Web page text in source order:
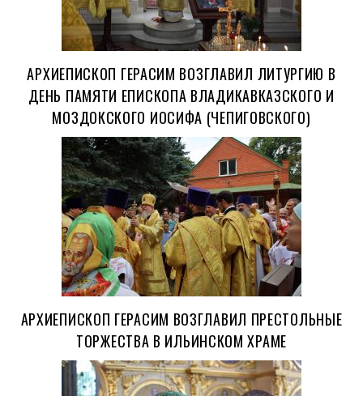
АРХИЕПИСКОП ГЕРАСИМ ВОЗГЛАВИЛ ЛИТУРГИЮ В
ДЕНЬ ПАМЯТИ ЕПИСКОПА ВЛАДИКАВКАЗСКОГО И
МОЗДОКСКОГО ИОСИФА (ЧЕПИГОВСКОГО)
АРХИЕПИСКОП ГЕРАСИМ ВОЗГЛАВИЛ ПРЕСТОЛЬНЫЕ
ТОРЖЕСТВА В ИЛЬИНСКОМ ХРАМЕ